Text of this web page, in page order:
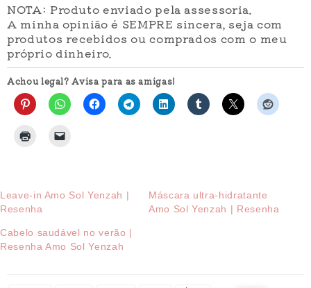
NOTA: Produto enviado pela assessoria.
A minha opinião é SEMPRE sincera, seja com
produtos recebidos ou comprados com o meu
próprio dinheiro.
Achou legal? Avisa para as amigas!
Leave-in Amo Sol Yenzah |
Resenha
Máscara ultra-hidratante
Amo Sol Yenzah | Resenha
Cabelo saudável no verão |
Resenha Amo Sol Yenzah